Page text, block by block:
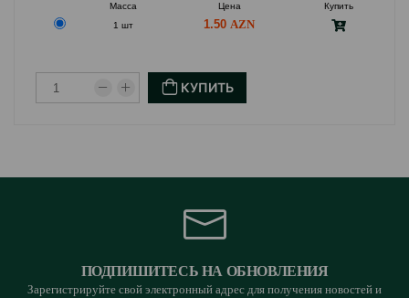
Масса Цена
Купить
1 шт
1.50
КУПИТЬ
ПОДПИШИТЕСЬ НА ОБНОВЛЕНИЯ
Зарегистрируйте свой электронный адрес для получения новостей и